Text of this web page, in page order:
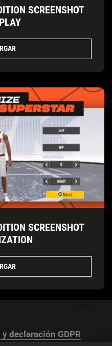
SCREENSHOT
SCREENSHOT
declaración GDPR